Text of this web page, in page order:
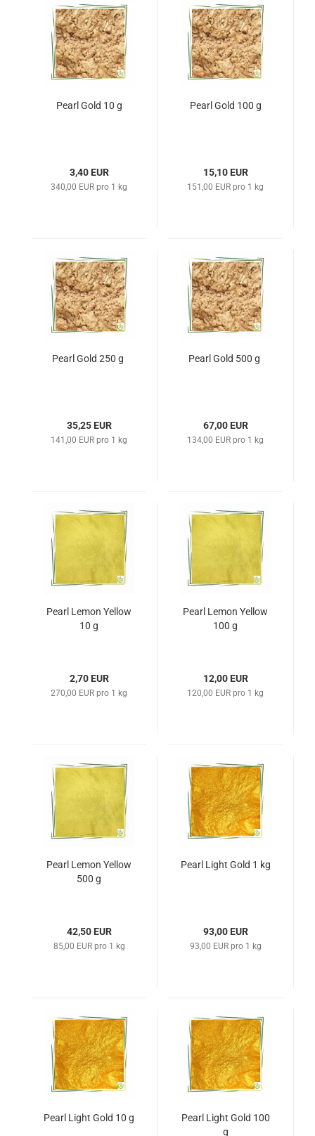
Pearl Gold 10 g
3,40 EUR
340,00 EUR pro 1 kg
Pearl Gold 100 g
15,10 EUR
151,00 EUR pro 1 kg
Pearl Gold 250 g
35,25 EUR
141,00 EUR pro 1 kg
Pearl Gold 500 g
67,00 EUR
134,00 EUR pro 1 kg
Pearl Lemon Yellow
10 g
2,70 EUR
270,00 EUR pro 1 kg
Pearl Lemon Yellow
100 g
12,00 EUR
120,00 EUR pro 1 kg
Pearl Lemon Yellow
500 g
42,50 EUR
85,00 EUR pro 1 kg
Pearl Light Gold 1 kg
93,00 EUR
93,00 EUR pro 1 kg
Pearl Light Gold 10 g
Pearl Light Gold 100
g